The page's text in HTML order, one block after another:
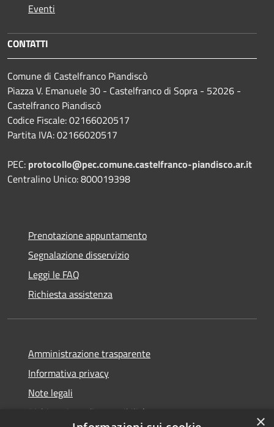
Eventi
CONTATTI
Comune di Castelfranco Piandiscò
Piazza V. Emanuele 30 - Castelfranco di Sopra - 52026 -
Castelfranco Piandiscò
Codice Fiscale: 02166020517
Partita IVA: 02166020517
PEC: protocollo@pec.comune.castelfranco-piandisco.ar.it
Centralino Unico: 800019398
Prenotazione appuntamento
Segnalazione disservizio
Leggi le FAQ
Richiesta assistenza
Amministrazione trasparente
Informativa privacy
Note legali
Dichiarazione di accessibilità
×